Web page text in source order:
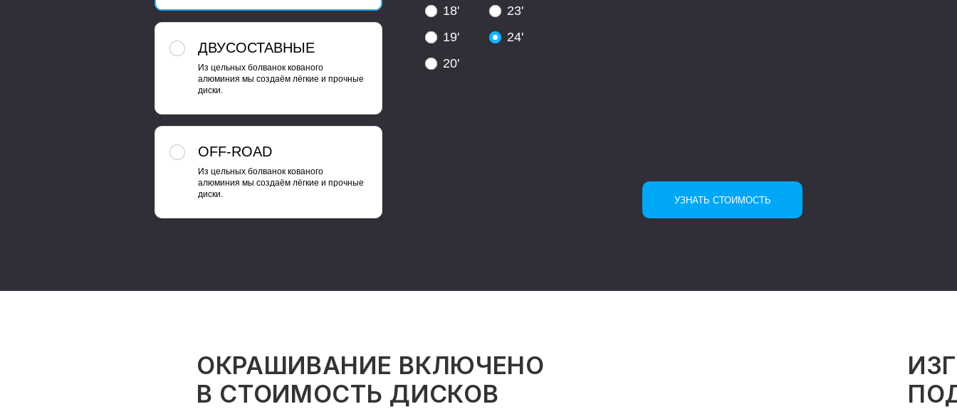
ДВУСОСТАВНЫЕ
Из цельных болванок кованого
алюминия мы создаём лёгкие и прочные
диски.
OFF-ROAD
Из цельных болванок кованого
алюминия мы создаём лёгкие и прочные
диски.
18'
19'
20'
23'
24'
ОКРАШИВАНИЕ ВКЛЮЧЕНО
В СТОИМОСТЬ ДИСКОВ